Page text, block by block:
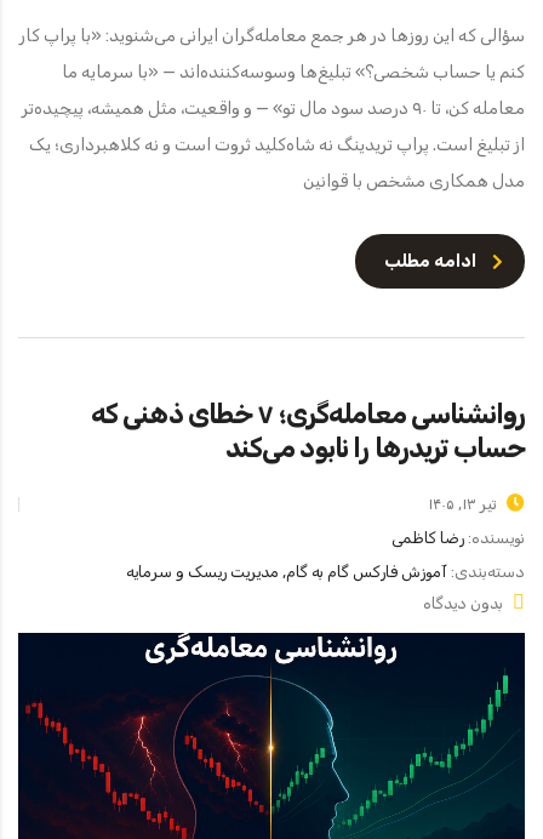
سؤالی که این روزها در هر جمع معامله‌گران ایرانی می‌شنوید: «با پراپ کار
کنم یا حساب شخصی؟» تبلیغ‌ها وسوسه‌کننده‌اند — «با سرمایه ما
معامله کن، تا ۹۰ درصد سود مال تو» — و واقعیت، مثل همیشه، پیچیده‌تر
از تبلیغ است. پراپ تریدینگ نه شاه‌کلید ثروت است و نه کلاهبرداری؛ یک
مدل همکاری مشخص با قوانین
ادامه مطلب
روانشناسی معامله‌گری؛ ۷ خطای ذهنی که
حساب تریدرها را نابود می‌کند
تیر ۱۳, ۱۴۰۵
نویسنده: رضا کاظمی
دسته‌بندی: آموزش فارکس گام به گام, مدیریت ریسک و سرمایه
بدون دیدگاه